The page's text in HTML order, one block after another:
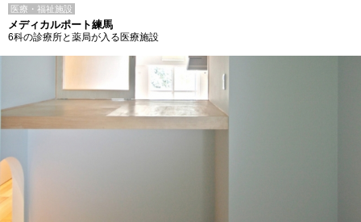
医療・福祉施設
メディカルポート練馬
6科の診療所と薬局が入る医療施設